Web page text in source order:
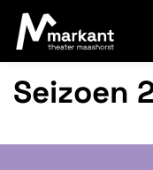
Seizoen